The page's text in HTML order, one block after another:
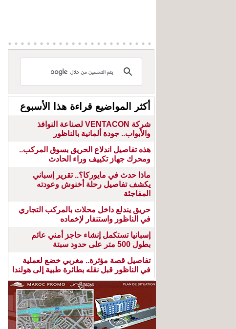
أكثر المواضيع قراءة هذا الأسبوع
شركة VENTACON لصناعة النوافذ
والأبواب.. جودة ألمانية بالناظور
هذه تفاصيل اندلاع الحريق بسوق المركب..
ومحرك جهاز تكييف وراء الحادث
ماذا حدث في مايوركا؟.. تقرير إسباني
يكشف تفاصيل رحلة أخنوش وعودته
المفاجئة
حريق يندلع داخل محلات بالمركب التجاري
في الناظور واستنفار لإخماده
إسبانيا تستكمل إنشاء حاجز أمني عائم
بطول 500 متر على حدود سبتة
تفاصيل قصة مؤثرة.. مغربي خضع لعملية
في الناظور قبل نقله بطائرة طبية إلى هولندا